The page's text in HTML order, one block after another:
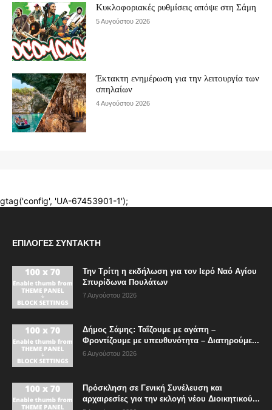
ΕΠΙΛΟΓΈΣ ΣΥΝΤΆΚΤΗ
Την Τρίτη η εκδήλωση για τον Ιερό Ναό Αγίου
Σπυρίδωνα Πουλάτων
7 Αυγούστου 2026
Δήμος Σάμης: Ταΐζουμε με αγάπη –
Φροντίζουμε με υπευθυνότητα – Διατηρούμε...
6 Αυγούστου 2026
Πρόσκληση σε Γενική Συνέλευση και
αρχαιρεσίες για την εκλογή νέου Διοικητικού...